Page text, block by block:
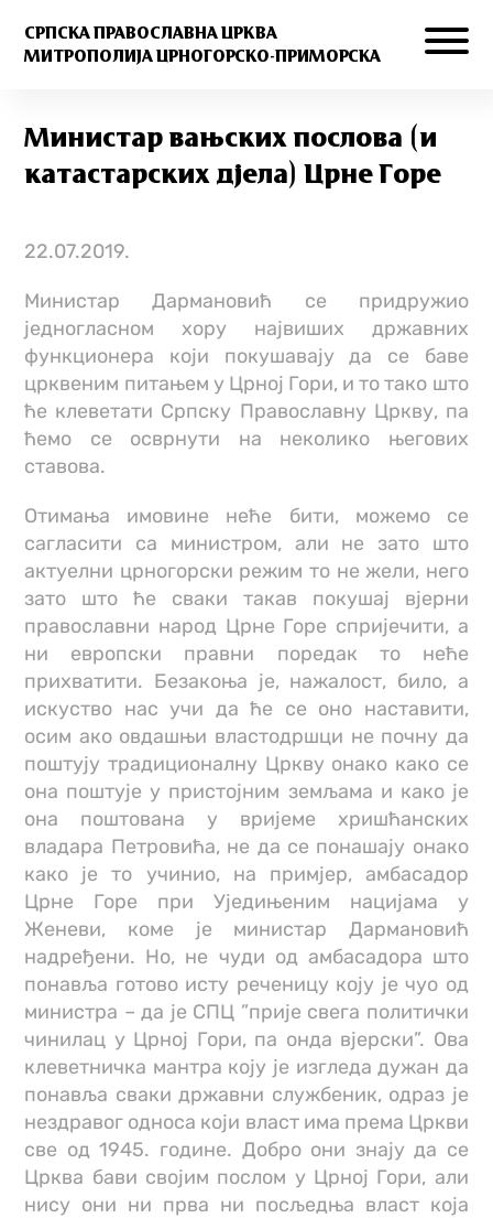
СРПСКА ПРАВОСЛАВНА ЦРКВА
МИТРОПОЛИЈА ЦРНОГОРСКО-ПРИМОРСКА
Министар вањских послова (и
катастарских дјела) Црне Горе
22.07.2019.
Министар Дармановић се придружио
једногласном хору највиших државних
функционера који покушавају да се баве
црквеним питањем у Црној Гори, и то тако што
ће клеветати Српску Православну Цркву, па
ћемо се осврнути на неколико његових
ставова.
Отимања имовине неће бити, можемо се
сагласити са министром, али не зато што
актуелни црногорски режим то не жели, него
зато што ће сваки такав покушај вјерни
православни народ Црне Горе спријечити, а
ни европски правни поредак то неће
прихватити. Безакоња је, нажалост, било, а
искуство нас учи да ће се оно наставити,
осим ако овдашњи властодршци не почну да
поштују традиционалну Цркву онако како се
она поштује у пристојним земљама и како је
она поштована у вријеме хришћанских
владара Петровића, не да се понашају онако
како је то учинио, на примјер, амбасадор
Црне Горе при Уједињеним нацијама у
Женеви, коме је министар Дармановић
надређени. Но, не чуди од амбасадора што
понавља готово исту реченицу коју је чуо од
министра – да је СПЦ ”прије свега политички
чинилац у Црној Гори, па онда вјерски”. Ова
клеветничка мантра коју је изгледа дужан да
понавља сваки државни службеник, одраз је
нездравог односа који власт има према Цркви
све од 1945. године. Добро они знају да се
Црква бави својим послом у Црној Гори, али
нису они ни прва ни посљедња власт која